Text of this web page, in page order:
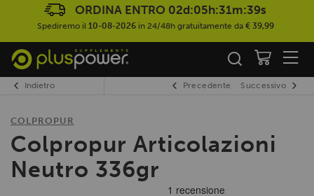
ORDINA ENTRO 02d:05h:31m:38s
Spediremo il 10-08-2026in 24/48h gratuitamente da € 39,99
Indietro Precedente Successivo
COLPROPUR
Colpropur Articolazioni
Neutro 336gr